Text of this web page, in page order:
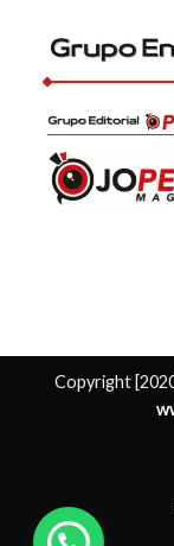
Copyright